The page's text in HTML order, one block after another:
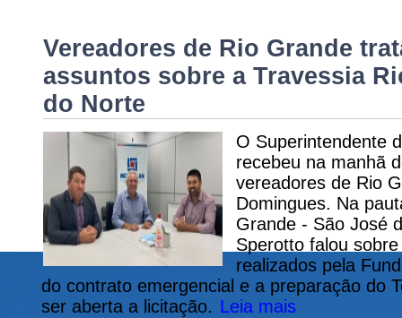
Vereadores de Rio Grande
assuntos sobre a Travessia
do Norte
O Superintendente
recebeu na manhã
vereadores de Rio
Domingues. Na
Grande - São José
Sperotto falou
realizados pela
do contrato emergencial e a preparação do
ser aberta a licitação. Leia mais